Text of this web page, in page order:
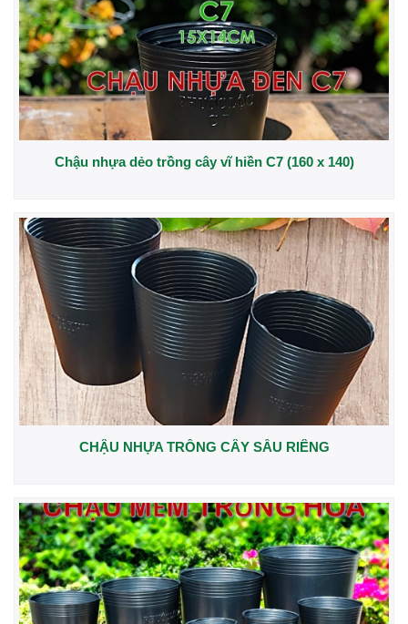
Chậu nhựa dẻo trồng cây vĩ hiền C7 (160 x 140)
CHẬU NHỰA TRỒNG CÂY SẦU RIÊNG